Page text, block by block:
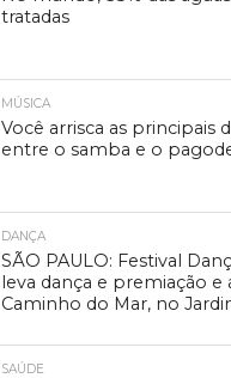
tratadas
MÚSICA
Você arrisca as principais
entre o samba e o
DANÇA
SÃO PAULO: Festival
leva dança e premiação e
Caminho do Mar, no
SAÚDE